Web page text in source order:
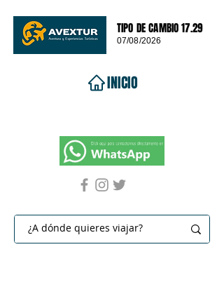
TIPO DE CAMBIO 17.29
07/08/2026
INICIO